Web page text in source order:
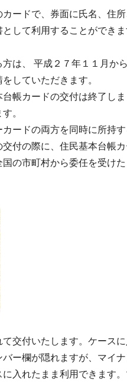
ードで、券面に氏名、住
して利用することができま
は、 平成２７年１１月か
していただきます。
帳カードの交付は終了し
。
ードの両方を同時に所持
付の際に、住民基本台帳
の市町村から委任を受けた
交付いたします。ケース
ー欄が隠れますが、マイ
入れたまま利用できます